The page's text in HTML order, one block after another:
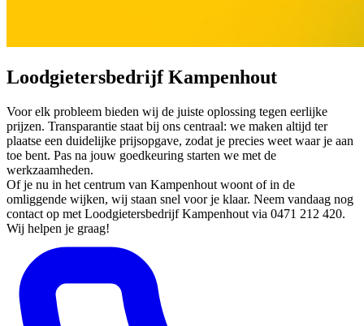
Loodgietersbedrijf Kampenhout
Voor elk probleem bieden wij de juiste oplossing tegen eerlijke
prijzen. Transparantie staat bij ons centraal: we maken altijd ter
plaatse een duidelijke prijsopgave, zodat je precies weet waar je aan
toe bent. Pas na jouw goedkeuring starten we met de
werkzaamheden.
Of je nu in het centrum van Kampenhout woont of in de
omliggende wijken, wij staan snel voor je klaar. Neem vandaag nog
contact op met Loodgietersbedrijf Kampenhout via 0471 212 420.
Wij helpen je graag!